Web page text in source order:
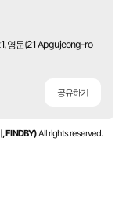
영문(21 Apgujeong-ro
공유하기
FINDBY)All rights reserved.